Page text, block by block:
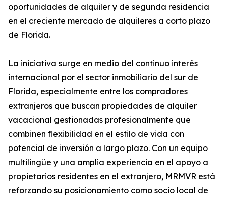
oportunidades de alquiler y de segunda residencia
en el creciente mercado de alquileres a corto plazo
de Florida.
La iniciativa surge en medio del continuo interés
internacional por el sector inmobiliario del sur de
Florida, especialmente entre los compradores
extranjeros que buscan propiedades de alquiler
vacacional gestionadas profesionalmente que
combinen flexibilidad en el estilo de vida con
potencial de inversión a largo plazo. Con un equipo
multilingüe y una amplia experiencia en el apoyo a
propietarios residentes en el extranjero, MRMVR está
reforzando su posicionamiento como socio local de